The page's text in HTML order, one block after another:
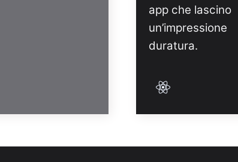
app che lascino
un’impressione
duratura.